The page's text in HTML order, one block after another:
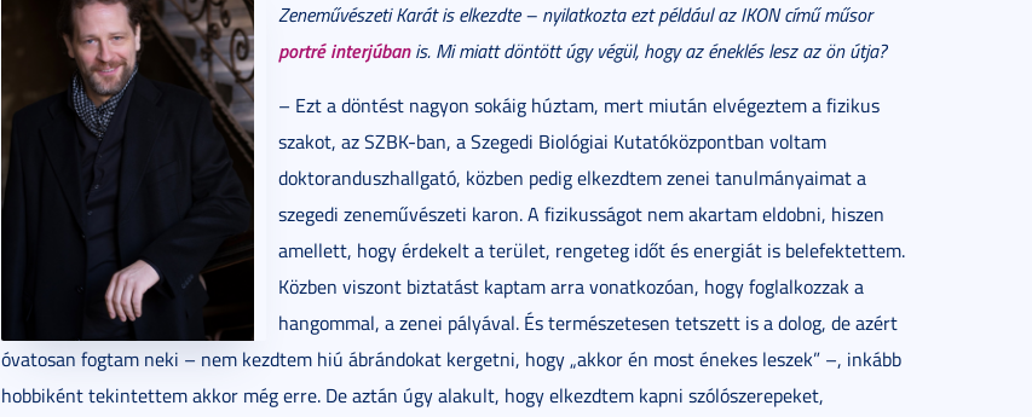
Zeneművészeti Karát is elkezdte – nyilatkozta ezt például az IKON című műsor
portré interjúbanis. Mi miatt döntött úgy végül, hogy az éneklés lesz az ön útja?
– Ezt a döntést nagyon sokáig húztam, mert miután elvégeztem a fizikus
szakot, az SZBK-ban, a Szegedi Biológiai Kutatóközpontban voltam
doktoranduszhallgató, közben pedig elkezdtem zenei tanulmányaimat a
szegedi zeneművészeti karon. A fizikusságot nem akartam eldobni, hiszen
amellett, hogy érdekelt a terület, rengeteg időt és energiát is belefektettem.
Közben viszont biztatást kaptam arra vonatkozóan, hogy foglalkozzak a
hangommal, a zenei pályával. És természetesen tetszett is a dolog, de azért
óvatosan fogtam neki – nem kezdtem hiú ábrándokat kergetni, hogy „akkor én most énekes leszek” –, inkább
hobbiként tekintettem akkor még erre. De aztán úgy alakult, hogy elkezdtem kapni szólószerepeket,